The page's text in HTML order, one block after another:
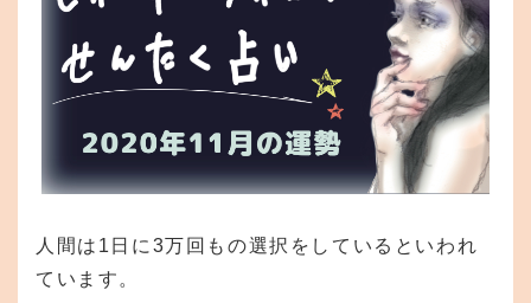
人間は1日に3万回もの選択をしているといわれ
ています。